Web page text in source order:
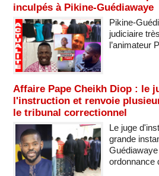
inculpés à Pikine-Guédiawaye
Pikine-
judiciaire
l’animateur
Affaire Pape Cheikh Diop : le
l'instruction et renvoie
le tribunal correctionnel
Le juge
grande
ordonnance